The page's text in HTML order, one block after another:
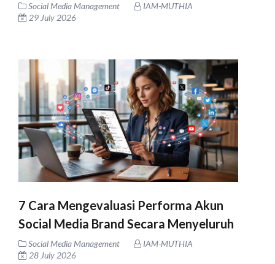
Social Media Management
IAM-MUTHIA
29 July 2026
7 Cara Mengevaluasi Performa Akun
Social Media Brand Secara Menyeluruh
Social Media Management
IAM-MUTHIA
28 July 2026